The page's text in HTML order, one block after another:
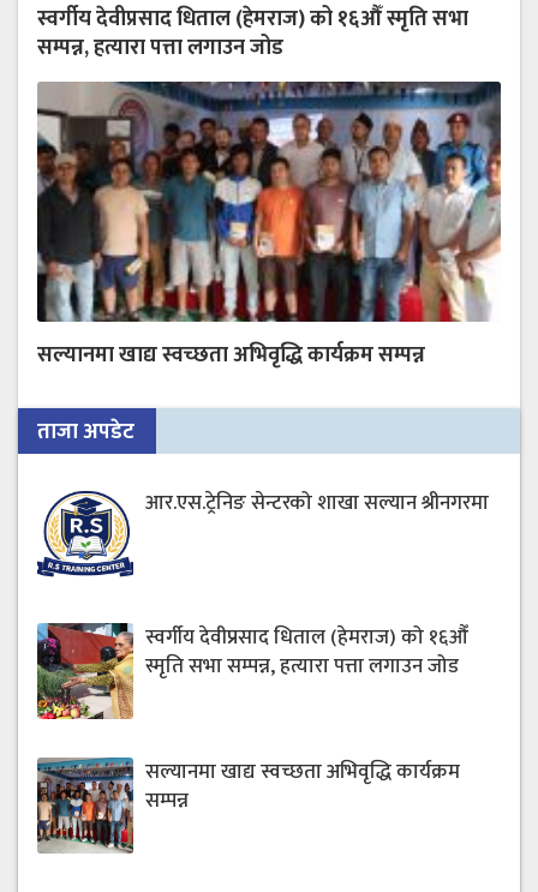
स्वर्गीय देवीप्रसाद धिताल (हेमराज) को १६औँ स्मृति सभा
सम्पन्न, हत्यारा पत्ता लगाउन जोड
सल्यानमा खाद्य स्वच्छता अभिवृद्धि कार्यक्रम सम्पन्न
ताजा अपडेट
आर.एस.ट्रेनिङ सेन्टरको शाखा सल्यान श्रीनगरमा
स्वर्गीय देवीप्रसाद धिताल (हेमराज) को १६औँ
स्मृति सभा सम्पन्न, हत्यारा पत्ता लगाउन जोड
सल्यानमा खाद्य स्वच्छता अभिवृद्धि कार्यक्रम
सम्पन्न